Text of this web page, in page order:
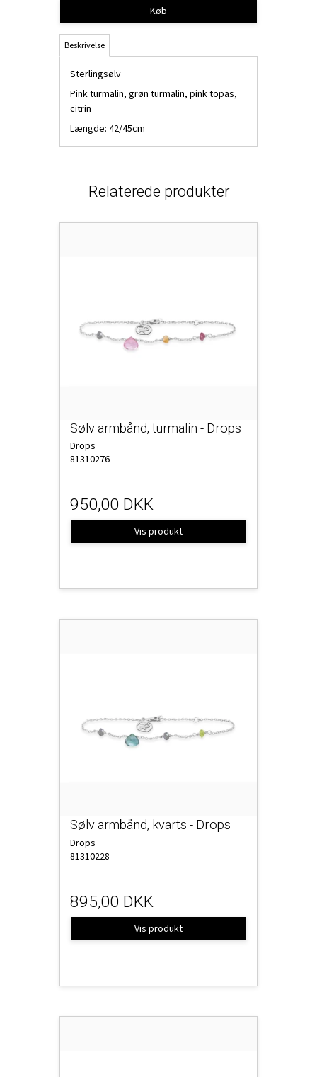
Køb
Beskrivelse
Sterlingsølv
Pink turmalin, grøn turmalin, pink topas,
citrin
Længde: 42/45cm
Relaterede produkter
Sølv armbånd, turmalin - Drops
Drops
81310276
950,00 DKK
Vis produkt
Sølv armbånd, kvarts - Drops
Drops
81310228
895,00 DKK
Vis produkt